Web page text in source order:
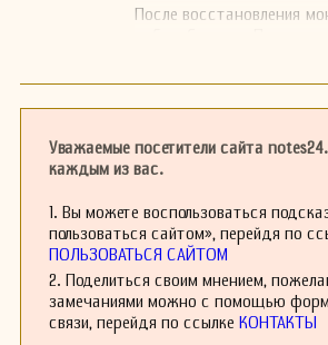
После восстановления
органистом
Джоном Блоу после своей
Он продолжал получать
данным Энтони Вуда,
клуатре
его могила до сих пор не
как «тот знаменитый
пальцами» (Дж.
Девственницы», 1661)
Уважаемые посетители сайта
каждым из вас.
1. Вы можете воспользоваться
пользоваться сайтом», перейдя по
ПОЛЬЗОВАТЬСЯ САЙТОМ
2. Поделиться своим мнением,
замечаниями можно с помощью
связи, перейдя по ссылке КОНТАКТЫ